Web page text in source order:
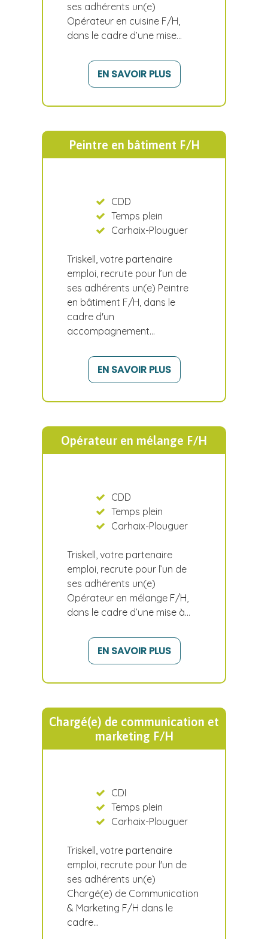
ses adhérents un(e)
Opérateur en cuisine F/H,
dans le cadre d’une mise…
EN SAVOIR PLUS
Peintre en bâtiment F/H
CDD
Temps plein
Carhaix-Plouguer
Triskell, votre partenaire
emploi, recrute pour l’un de
ses adhérents un(e) Peintre
en bâtiment F/H, dans le
cadre d'un
accompagnement…
EN SAVOIR PLUS
Opérateur en mélange F/H
CDD
Temps plein
Carhaix-Plouguer
Triskell, votre partenaire
emploi, recrute pour l’un de
ses adhérents un(e)
Opérateur en mélange F/H,
dans le cadre d’une mise à…
EN SAVOIR PLUS
Chargé(e) de communication et
marketing F/H
CDI
Temps plein
Carhaix-Plouguer
Triskell, votre partenaire
emploi, recrute pour l'un de
ses adhérents un(e)
Chargé(e) de Communication
& Marketing F/H dans le
cadre…